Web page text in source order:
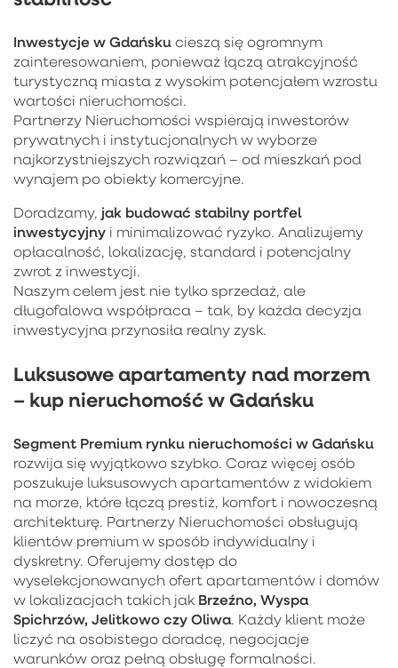
Inwestycje w Gdańsku cieszą się ogromnym
zainteresowaniem, ponieważ łączą atrakcyjność
turystyczną miasta z wysokim potencjałem wzrostu
wartości nieruchomości.
Partnerzy Nieruchomości wspierają inwestorów
prywatnych i instytucjonalnych w wyborze
najkorzystniejszych rozwiązań – od mieszkań pod
wynajem po obiekty komercyjne.
Doradzamy, jak budować stabilny portfel
inwestycyjny i minimalizować ryzyko. Analizujemy
opłacalność, lokalizację, standard i potencjalny
zwrot z inwestycji.
Naszym celem jest nie tylko sprzedaż, ale
długofalowa współpraca – tak, by każda decyzja
inwestycyjna przynosiła realny zysk.
Luksusowe apartamenty nad morzem
– kup nieruchomość w Gdańsku
Segment Premium rynku nieruchomości w Gdańsku
rozwija się wyjątkowo szybko. Coraz więcej osób
poszukuje luksusowych apartamentów z widokiem
na morze, które łączą prestiż, komfort i nowoczesną
architekturę. Partnerzy Nieruchomości obsługują
klientów premium w sposób indywidualny i
dyskretny. Oferujemy dostęp do
wyselekcjonowanych ofert apartamentów i domów
w lokalizacjach takich jak Brzeźno, Wyspa
Spichrzów, Jelitkowo czy Oliwa. Każdy klient może
liczyć na osobistego doradcę, negocjacje
warunków oraz pełną obsługę formalności.